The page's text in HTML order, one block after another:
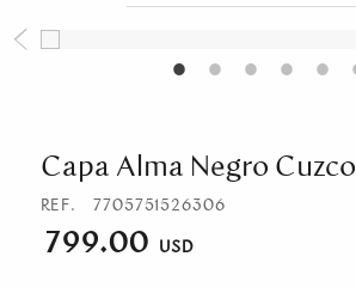
Capa Alma Negro Cuzco
REF. 7705751526306
799.00